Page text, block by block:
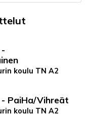
koulu TN A2
- PaiHa/Vihreät
koulu TN A2